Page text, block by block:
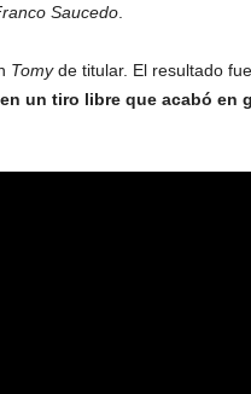
Saucedo.
Tomyde titular. El resultado
un tiro libre que acabó en